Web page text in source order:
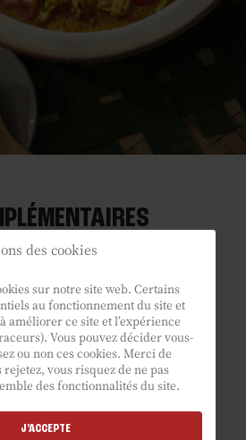
des cookies
sur notre site web. Certains
au fonctionnement du site et
améliorer ce site et l’expérience
Vous pouvez décider vous-
ou non ces cookies. Merci de
vous risquez de ne pas
des fonctionnalités du site.
J'ACCEPTE